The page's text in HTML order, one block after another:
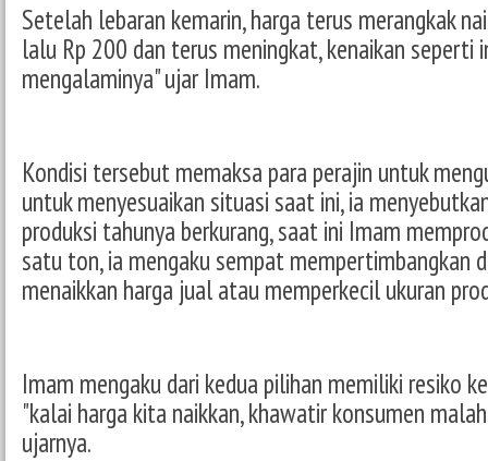
Setelah lebaran kemarin, harga terus merangkak
lalu Rp 200 dan terus meningkat, kenaikan seperti
mengalaminya" ujar Imam.
Kondisi tersebut memaksa para perajin untuk
untuk menyesuaikan situasi saat ini, ia
produksi tahunya berkurang, saat ini Imam
satu ton, ia mengaku sempat mempertimbangkan
menaikkan harga jual atau memperkecil ukuran
Imam mengaku dari kedua pilihan memiliki resiko
"kalai harga kita naikkan, khawatir konsumen
ujarnya.